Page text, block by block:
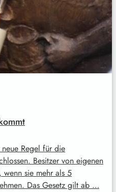
neue Regel für die
Besitzer von eigenen
wenn sie mehr als 5
Das Gesetz gilt ab …